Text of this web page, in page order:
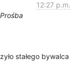
12:27 p.m.
stałego bywalca